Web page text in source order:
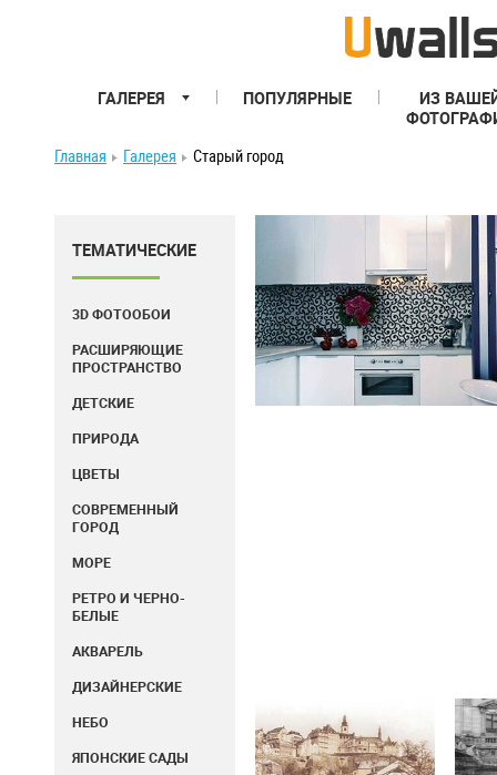
ГАЛЕРЕЯ ПОПУЛЯРНЫЕ
ИЗ
Главная
Галерея Старый город
ТЕМАТИЧЕСКИЕ
3D ФОТООБОИ
РАСШИРЯЮЩИЕ
ПРОСТРАНСТВО
ДЕТСКИЕ
ПРИРОДА
ЦВЕТЫ
СОВРЕМЕННЫЙ
ГОРОД
МОРЕ
РЕТРО И ЧЕРНО-
БЕЛЫЕ
АКВАРЕЛЬ
ДИЗАЙНЕРСКИЕ
НЕБО
ЯПОНСКИЕ САДЫ